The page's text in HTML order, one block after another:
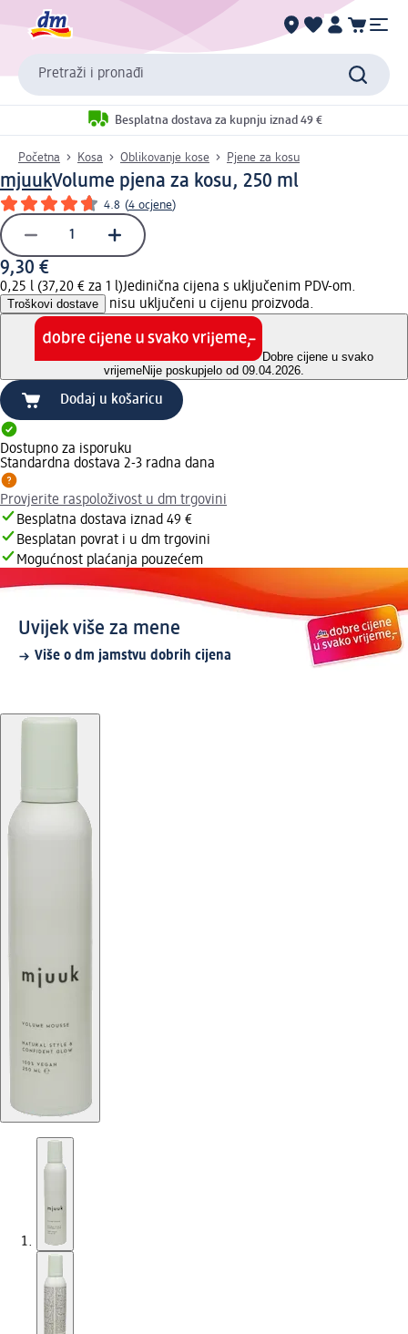
Pretraži i pronađi
Besplatna dostava za kupnju iznad 49 €
Početna Kosa Oblikovanje kose Pjene za kosu
mjuukVolume pjena za kosu, 250 ml
4.8 (4 ocjene)
9,30 €
0,25 l (37,20 € za 1 l)Jedinična cijena s uključenim PDV-om.
Troškovi dostave nisu uključeni u cijenu proizvoda.
Dobre cijene u svako
vrijemeNije poskupjelo od 09.04.2026.
Dodaj u košaricu
Dostupno za isporuku
Standardna dostava 2-3 radna dana
Provjerite raspoloživost u dm trgovini
Besplatna dostava iznad 49 €
Besplatan povrat i u dm trgovini
Mogućnost plaćanja pouzećem
Uvijek više za mene
Više o dm jamstvu dobrih cijena